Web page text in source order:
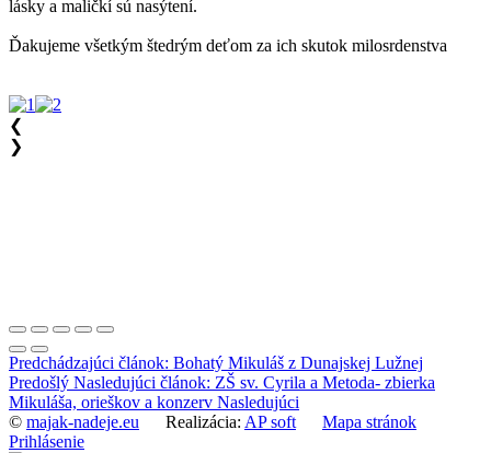
lásky a maličkí sú nasýtení.
Ďakujeme všetkým štedrým deťom za ich skutok milosrdenstva
❮
❯
Predchádzajúci článok: Bohatý Mikuláš z Dunajskej Lužnej
Predošlý Nasledujúci článok: ZŠ sv. Cyrila a Metoda- zbierka
Mikuláša, orieškov a konzerv Nasledujúci
© majak-nadeje.eu Realizácia: AP soft
Mapa stránok
Prihlásenie